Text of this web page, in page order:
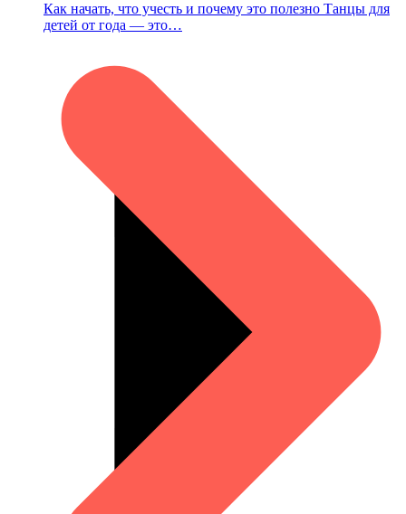
Как начать, что учесть и почему это полезно Танцы для
детей от года — это…